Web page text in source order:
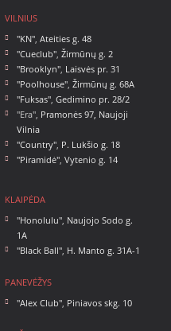
VILNIUS
"KN" Ateities g. 48
"Cueclub" Žirmūnų g. 2
"Brooklyn" Laisvės pr. 31
"Poolhouse" Žirmūnų g. 68A
"Fuksas" Gedimino pr. 28/2
"Era", Pramonės 97, Naujoji
Vilnia
"Country" P. Lukšio g. 18
"Piramidė" Vytenio g. 14
KLAIPĖDA
"Honolulu" Naujojo Sodo g.
1A
"Black Ball" H. Manto g. 31A-1
PANEVĖŽYS
"Alex Club" Piniavos skg. 10